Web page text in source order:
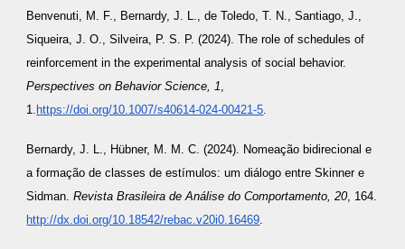
Benvenuti, M. F., Bernardy, J. L., de Toledo, T. N., Santiago, J.,
Siqueira, J. O., Silveira, P. S. P. (2024). The role of schedules of
reinforcement in the experimental analysis of social behavior.
Perspectives on Behavior Science, 1,
1. https://doi.org/10.1007/s40614-024-00421-5.
Bernardy, J. L., Hübner, M. M. C. (2024). Nomeação bidirecional e
a formação de classes de estímulos: um diálogo entre Skinner e
Sidman.Revista Brasileira de Análise do Comportamento, 20, 164.
http://dx.doi.org/10.18542/rebac.v20i0.16469.